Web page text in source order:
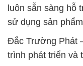
luôn sẵn sàng hỗ
sử dụng sản
Đắc Trường Phát
trình phát triển và